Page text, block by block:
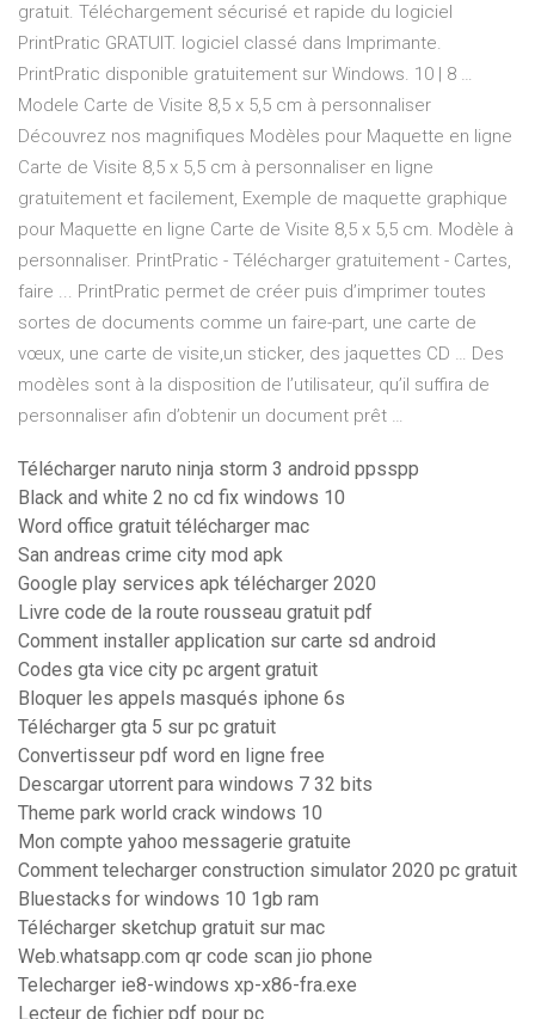
gratuit. Téléchargement sécurisé et rapide du logiciel
PrintPratic GRATUIT. logiciel classé dans Imprimante.
PrintPratic disponible gratuitement sur Windows. 10 | 8 …
Modele Carte de Visite 8,5 x 5,5 cm à personnaliser
Découvrez nos magnifiques Modèles pour Maquette en ligne
Carte de Visite 8,5 x 5,5 cm à personnaliser en ligne
gratuitement et facilement, Exemple de maquette graphique
pour Maquette en ligne Carte de Visite 8,5 x 5,5 cm. Modèle à
personnaliser. PrintPratic - Télécharger gratuitement - Cartes,
faire ... PrintPratic permet de créer puis d’imprimer toutes
sortes de documents comme un faire-part, une carte de
vœux, une carte de visite,un sticker, des jaquettes CD … Des
modèles sont à la disposition de l’utilisateur, qu’il suffira de
personnaliser afin d’obtenir un document prêt …
Télécharger naruto ninja storm 3 android ppsspp
Black and white 2 no cd fix windows 10
Word office gratuit télécharger mac
San andreas crime city mod apk
Google play services apk télécharger 2020
Livre code de la route rousseau gratuit pdf
Comment installer application sur carte sd android
Codes gta vice city pc argent gratuit
Bloquer les appels masqués iphone 6s
Télécharger gta 5 sur pc gratuit
Convertisseur pdf word en ligne free
Descargar utorrent para windows 7 32 bits
Theme park world crack windows 10
Mon compte yahoo messagerie gratuite
Comment telecharger construction simulator 2020 pc gratuit
Bluestacks for windows 10 1gb ram
Télécharger sketchup gratuit sur mac
Web.whatsapp.com qr code scan jio phone
Telecharger ie8-windows xp-x86-fra.exe
Lecteur de fichier pdf pour pc